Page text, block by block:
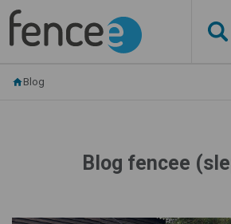
Blog
Blog fencee